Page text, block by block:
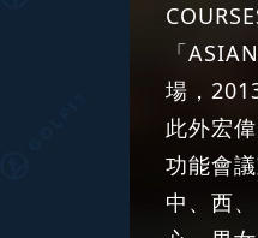
「
場，
此外宏
功能會
中、西